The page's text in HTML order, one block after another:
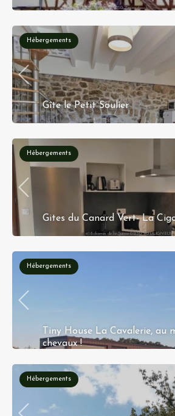
21 Rue Principale 68230 Zimmerbach
Hébergements
Gîte le Petit Soulier
hameau le soulier 07600
Hébergements
Gites du Canard Vert- La
418 chemin de la Suisse 01330 BOULIGNEUX
Hébergements
Tiny House La Cavalerie, au
chevaux !
Réservation instantanée
Hébergements